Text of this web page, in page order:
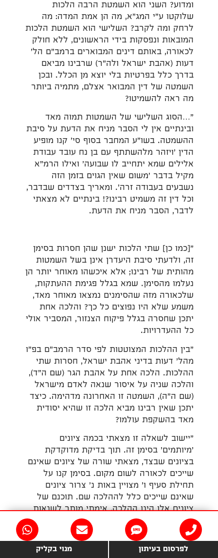
ומדוע? השני הוא השמטת הרבה הלכות
שלוקטו ע"י המג"א, מה הן אמת המדה: מה
לרחק ומה לקרב? השלישי הוא השמטת הלכות
המובאות ונפסקות בידי הראשונים, ללא חולק
לכאורה, באותם דינים המבוארים ברמב"ם הל'
דעות (אהבת ישראל ולה"ר) שרבינו מביאם
בדרך כלל בפרטיות בלי יוצא מן הכלל. ובכן
השמטה של דין המבואר אצלם, מתמיה ביותר
מה ראה להשמיטו?
"…הסוג השלישי של השמטות תמוה מאד
ובינתיים אין לי הסבר מניח את הדעת על סיבת
ההשמטה. בשו"ע המחבר בסוף סי' קנו מופיע
הדין 'ויזהר מלהשתתף עם בן נח עובד עבודת
אלילים שמא יתחייב לו שבועה' ואילו הרמ"א
מקיל בדבר 'משום שאין הגוים בזמן הזה
נשבעים בעבודה זרה'. ומאריך בצדדים שבדבר,
וכל דין זה משמיט רבינו?! בינתיים לא מצאתי
לדבר, הסבר מניח את הדעת.
"[כמו כן] שתי הלכות ישנן שהן חסרות בסימן
זה, ולדעתי סיבת היעדרן אינן בשל השמטות
מהותית של רבינו; אלא איכשהו מאוחר יותר הן
נעלמו מהסימן. שמא בגלל פגימת ההעתקות,
שלכאורה מזה שהסימנים נמצאו מאוחר מאד,
משמע שלא היו נפוצים כל כך? והלכה אחת
יתכן שחסרה בגלל פיקוח הצנזור, המסביר אולי
כל ההעדרויות.
"בין ההלכות המצוטטות לפי סדר הרמב"ם בפ"ו
מהל' דעות בדיני אהבת ישראל, חסרות שתי
ההלכות. הלכה אחת על אהבת הגר (שם ה"ד),
והלכה שניה על איסור שנאה לאדם מישראל
(שם ה"ה), השמטה זו האחרונה מדהימה. כיצד
יתכן שאין רבינו מביא הלכה זו שהיא יסודית
מאד בהשקפת עולמו?
"יישוב לשאלה זו מצאתי בכמה ציונים
'מיותמים' בסימן זה. תוך בדיקת מדוקדקת
בציונים שבצד, מצאתי שורה של ציונים שאינם
שייכים לכאורה לשום מקום. בסימן קנו על
תחילת סעיף ו' מצויין באות נ' צרור ציונים
שאינם שייכים כלל לההלכה שם. תוכנם של
ציונים אלו הינו ההלכה, אימתי מותר לשנאות
רשע – הלכה שאינה מופיעה כלל בפנים! מה
פשרם שם? איפה הם שייכים? מכך הסקתי
שבין סעיף ו', הדן כיצד חייב אדם להוכיח אדם
לפרסום בעיתון מנוי בקליק